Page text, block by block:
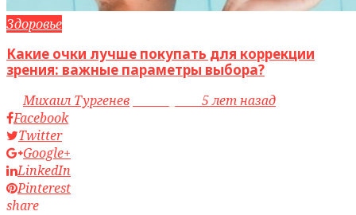
Здоровье
Какие очки лучше покупать для коррекции
зрения: важные параметры выбора?
byМихаил Тургенев
5 лет назад
Facebook
Twitter
Google+
LinkedIn
Pinterest
share